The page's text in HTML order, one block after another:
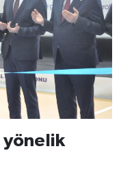
yönelik